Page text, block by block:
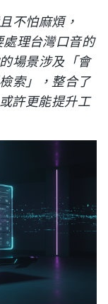
不怕麻煩，
理台灣口音的
場景涉及「會
索」，整合了
或許更能提升工